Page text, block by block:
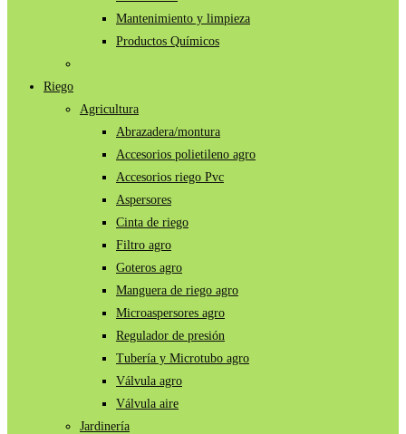
Mantenimiento y limpieza
Productos Químicos
Riego
Agricultura
Abrazadera/montura
Accesorios polietileno agro
Accesorios riego Pvc
Aspersores
Cinta de riego
Filtro agro
Goteros agro
Manguera de riego agro
Microaspersores agro
Regulador de presión
Tubería y Microtubo agro
Válvula agro
Válvula aire
Jardinería